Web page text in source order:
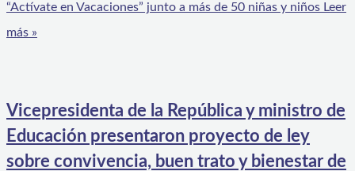
“Actívate en Vacaciones” junto a más de 50 niñas y niños Leer
más »
Vicepresidenta de la República y ministro de
Educación presentaron proyecto de ley
sobre convivencia, buen trato y bienestar de